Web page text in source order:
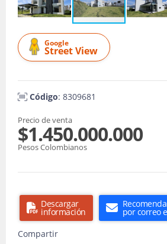
Google
Street View
Código: 8309681
Precio de venta
$1.450.000.000
Pesos Colombianos
Descargar
información
por correo
Compartir